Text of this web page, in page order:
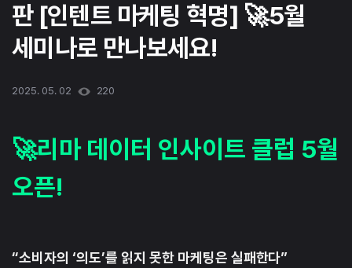
판 [인텐트 마케팅 혁명] 🚀5월
세미나로 만나보세요!
2025. 05. 02 220
🚀리마 데이터 인사이트 클럽 5월
오픈!
“소비자의 ‘의도’를 읽지 못한 마케팅은 실패한다”